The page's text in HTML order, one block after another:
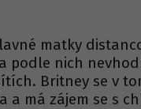
matky
podle nich
Britney se v
a má zájem se s